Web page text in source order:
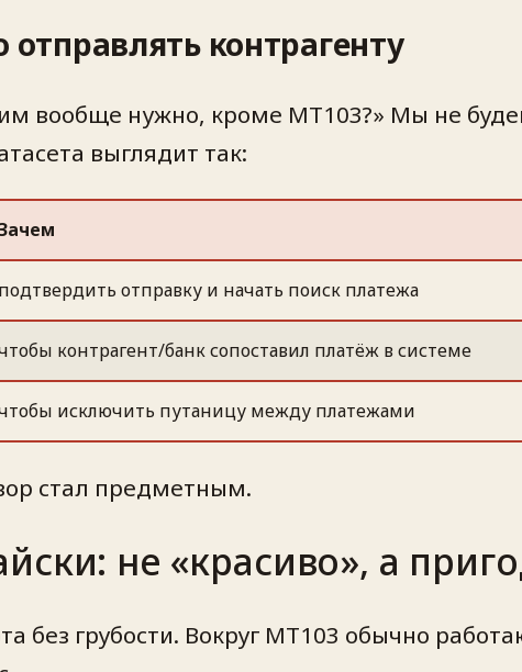
контрагенту
вообще нужно, кроме MT103?» Мы не
выглядит так:
подтвердить отправку и начать поиск платежа
контрагент/банк сопоставил платёж в системе
исключить путаницу между платежами
стал предметным.
не «красиво», а
без грубости. Вокруг MT103 обычно